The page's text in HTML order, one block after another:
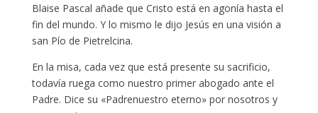
Blaise Pascal añade que Cristo está en agonía hasta el
fin del mundo. Y lo mismo le dijo Jesús en una visión a
san Pío de Pietrelcina.
En la misa, cada vez que está presente su sacrificio,
todavía ruega como nuestro primer abogado ante el
Padre. Dice su «Padrenuestro eterno» por nosotros y